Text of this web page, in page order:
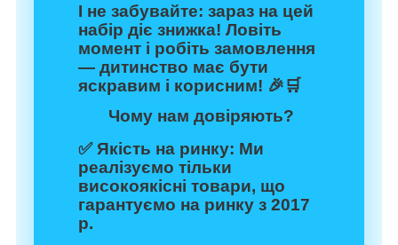
І не забувайте: зараз на цей
набір діє знижка! Ловіть
момент і робіть замовлення
— дитинство має бути
яскравим і корисним! 🎉🛒
Чому нам довіряють?
✅ Якість на ринку: Ми
реалізуємо тільки
високоякісні товари, що
гарантуємо на ринку з 2017
р.